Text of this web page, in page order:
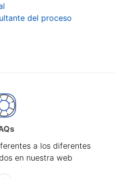
del proceso
a los diferentes
en nuestra web